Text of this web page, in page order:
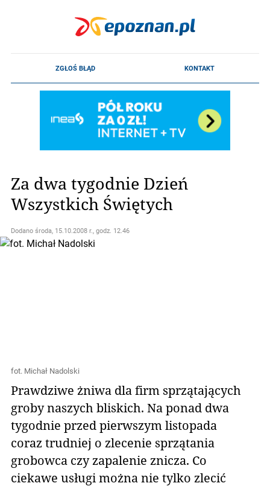
Za dwa tygodnie Dzień
Wszystkich Świętych
Dodano środa, 15.10.2008 r., godz. 12.46
fot. Michał Nadolski
Prawdziwe żniwa dla firm sprzątających
groby naszych bliskich. Na ponad dwa
tygodnie przed pierwszym listopada
coraz trudniej o zlecenie sprzątania
grobowca czy zapalenie znicza. Co
ciekawe usługi można nie tylko zlecić